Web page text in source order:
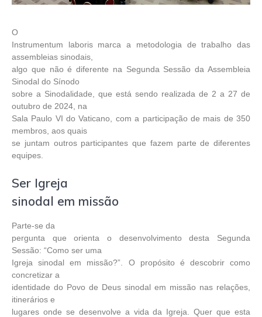
O
Instrumentum laboris marca a metodologia de trabalho das
assembleias sinodais,
algo que não é diferente na Segunda Sessão da Assembleia
Sinodal do Sínodo
sobre a Sinodalidade, que está sendo realizada de 2 a 27 de
outubro de 2024, na
Sala Paulo VI do Vaticano, com a participação de mais de 350
membros, aos quais
se juntam outros participantes que fazem parte de diferentes
equipes.
Ser Igreja
sinodal em missão
Parte-se da
pergunta que orienta o desenvolvimento desta Segunda
Sessão: “Como ser uma
Igreja sinodal em missão?”. O propósito é descobrir como
concretizar a
identidade do Povo de Deus sinodal em missão nas relações,
itinerários e
lugares onde se desenvolve a vida da Igreja. Quer que esta